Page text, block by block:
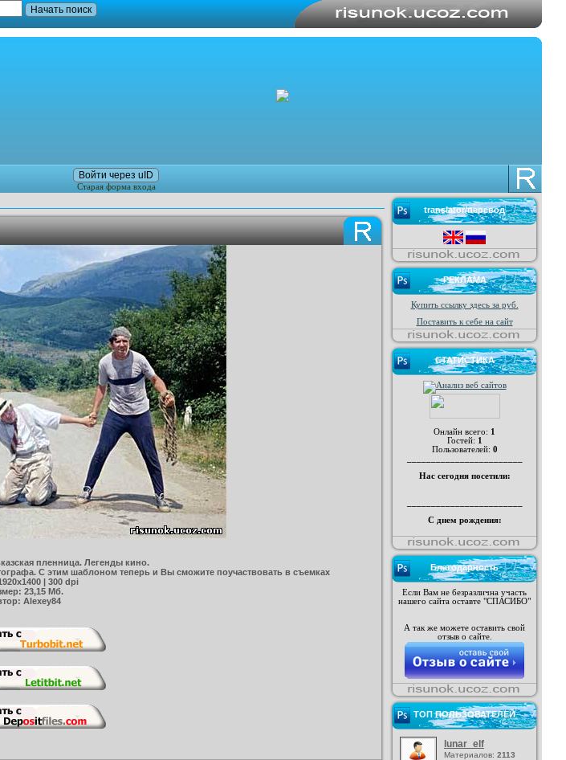
Войти через uID
Старая форма входа
пленница. Легенды кино.
С этим шаблоном теперь и Вы сможите поучаствовать в съемках
| 300 dpi
23,15 Мб.
Alexey84
translator/перевод
РЕКЛАМА
Купить ссылку здесь за руб.
Поставить к себе на сайт
СТАТИСТИКА
Онлайн всего: 1
Гостей: 1
Пользователей: 0
Нас сегодня посетили:
С днем рождения:
Благодарность
Если Вам не безразлична участь
нашего сайта оставте "СПАСИБО"
А так же можете оставить свой
отзыв о сайте.
ТОП ПОЛЬЗОВАТЕЛЕЙ
lunar_elf
Материалов: 2113